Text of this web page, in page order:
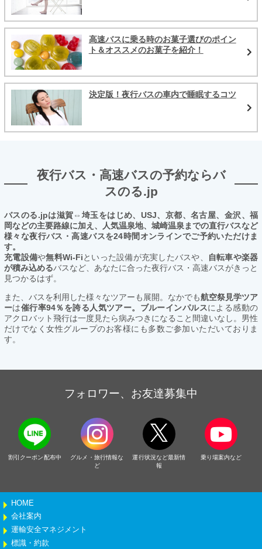
高速バスに乗る時のお菓子選びのポイン
ト＆オススメのお菓子を紹介！
決定版！夜行バスの車内で睡眠するコツ
夜行バス・高速バスの予約ならバ
スのる.jp
バスのる.jpは滋賀⇔埼玉をはじめ、USJ、京都、名古屋、金沢、福
岡などの主要路線に加え、人気温泉地、城崎温泉までの直行バスなど
様々な夜行バス・高速バスを24時間オンラインでご予約いただけま
す。
充電設備や無料Wi-Fiといった設備が充実したバスや、
自転車や楽器
が積み込めるバスなど、あなたに合った夜行バス・高速バスがきっと
見つかるはず。
また、バスを利用した様々なツアーも展開。なかでも航空祭見学ツア
ーは催行率94％を誇る人気ツアー。ブルーインパルスによる感動の
アクロバット飛行は一度見たら病みつきになること間違いなし。男性
だけでなく女性グループのお客様にも多数ご参加いただいておりま
す。
フォロワー、お友達募集中
割引クーポン配布中
グルメ・旅行情報な
ど
運行状況など最新情
報
乗り場案内など
HOME
会社案内
運輸安全マネジメント
標識・約款